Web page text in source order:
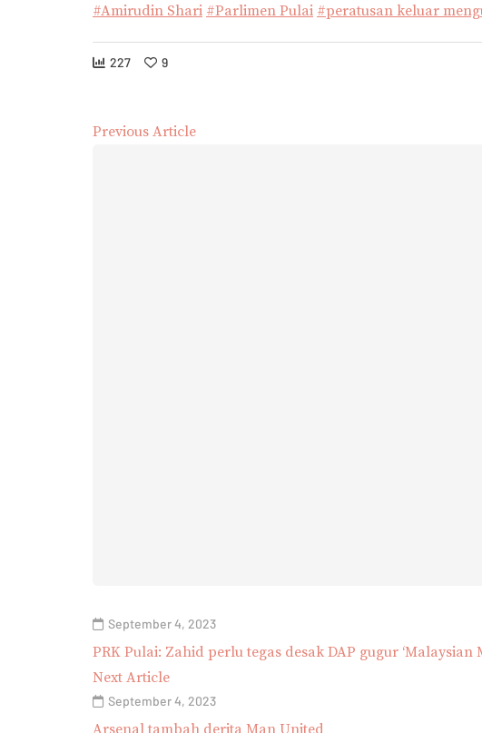
#Amirudin Shari #Parlimen Pulai #peratusan keluar
227 9
Previous Article
September 4, 2023
PRK Pulai: Zahid perlu tegas desak DAP gugur ‘Malaysian
Next Article
September 4, 2023